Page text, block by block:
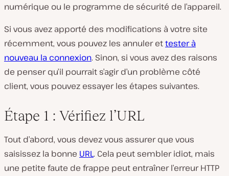
numérique ou le programme de sécurité de l’appareil.
Si vous avez apporté des modifications à votre site
récemment, vous pouvez les annuler ettester à
nouveau la connexion. Sinon, si vous avez des raisons
de penser qu’il pourrait s’agir d’un problème côté
client, vous pouvez essayer les étapes suivantes.
Étape 1 : Vérifiez l’URL
Tout d’abord, vous devez vous assurer que vous
saisissez la bonne URL. Cela peut sembler idiot, mais
une petite faute de frappe peut entraîner l’erreur HTTP